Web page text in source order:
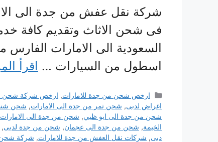
شركة نقل عفش من جدة الى
فى شحن الاثاث وتقديم كافة
السعودية الى الامارات
اسطول من السيارات … اقرأ
التصنيفات
ارخص شحن من جدة للامارات, ارخص شركة شحن
اغراض لدبى, شحن تمر من جدة الى الامارات, شحن
شحن من جدة الى ابو ظبي, شحن من جدة الى الامارات
الخيمة, شحن من جدة الى عجمان, شحن من جدة لدبى,
دبى, شركات نقل العفش من جدة للامارات, شركة شحن